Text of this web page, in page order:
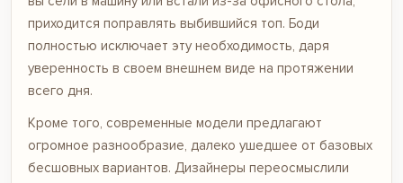
приходится поправлять выбившийся топ. Боди
полностью исключает эту необходимость, даря
уверенность в своем внешнем виде на протяжении
всего дня.
Кроме того, современные модели предлагают
огромное разнообразие, далеко ушедшее от базовых
бесшовных вариантов. Дизайнеры переосмыслили